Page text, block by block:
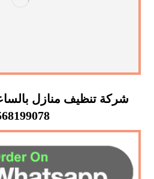
شركة تنظيف منازل